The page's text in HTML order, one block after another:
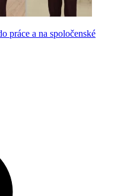
práce a na spoločenské